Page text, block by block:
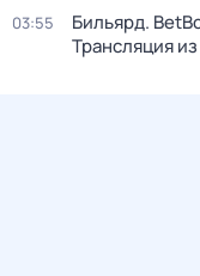
03:55
Бильярд.
Трансляция